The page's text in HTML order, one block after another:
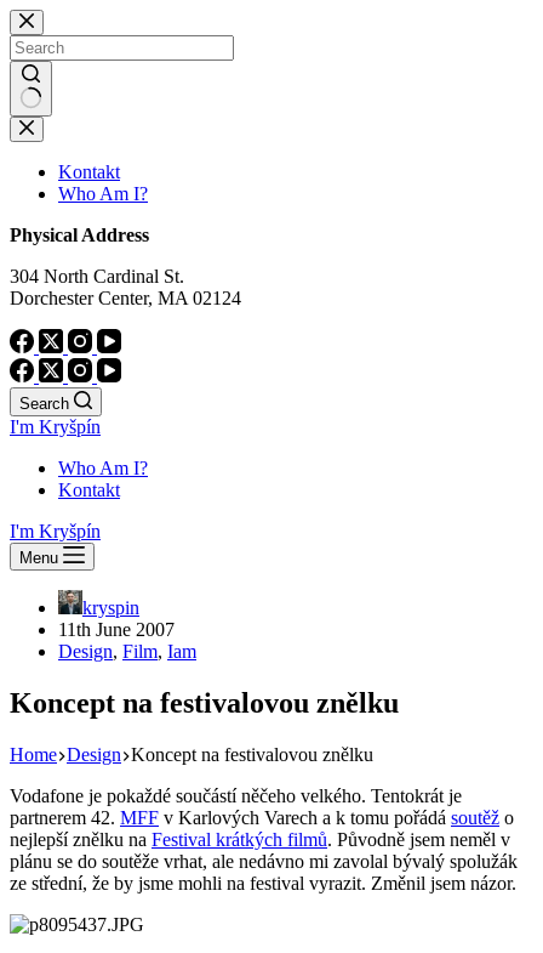
Skip
to
content
No
results
Kontakt
Who Am I?
Physical Address
304 North Cardinal St.
Dorchester Center, MA 02124
Search
I'm Kryšpín
Who Am I?
Kontakt
I'm Kryšpín
Menu
kryspin
11th June 2007
Design, Film, Iam
Koncept na festivalovou znělku
Home Design Koncept na festivalovou znělku
Vodafone je pokaždé součástí něčeho velkého. Tentokrát je
partnerem 42. MFF v Karlových Varech a k tomu pořádá soutěž o
nejlepší znělku na Festival krátkých filmů. Původně jsem neměl v
plánu se do soutěže vrhat, ale nedávno mi zavolal bývalý spolužák
ze střední, že by jsme mohli na festival vyrazit. Změnil jsem názor.